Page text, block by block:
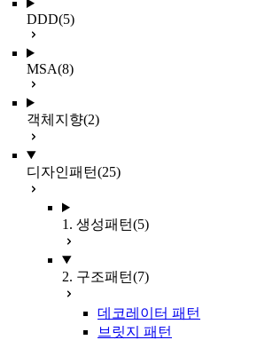
DDD(5)
MSA(8)
객체지향(2)
디자인패턴(25)
1. 생성패턴(5)
2. 구조패턴(7)
데코레이터 패턴
브릿지 패턴